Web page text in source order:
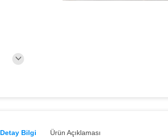
Detay Bilgi Ürün Açıklaması